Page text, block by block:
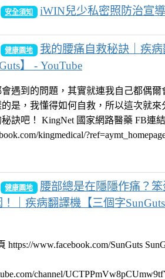
安全須知 iWIN兒少私密照防治宣
健康園地
我的腰痛自救秘訣｜疾
】 - YouTube
遇到的問題，其實就連我自己都偶爾
是，我懂得如何自救，所以這次就來
訣吧！ KingNet 國家網路醫藥 FB連結
kingmedical/
健康園地
腰部總是在隱隱作痛？
｜疾病翻譯機【三個字
https://www.facebook.com/SunGuts
channel/